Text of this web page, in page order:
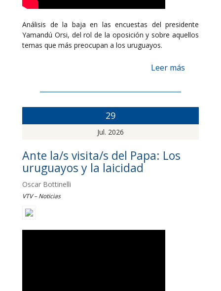
Análisis de la baja en las encuestas del presidente
Yamandú Orsi, del rol de la oposición y sobre aquellos
temas que más preocupan a los uruguayos.
Leer más
29
Jul. 2026
Ante la/s visita/s del Papa: Los
uruguayos y la laicidad
Oscar Bottinelli
VTV – Noticias